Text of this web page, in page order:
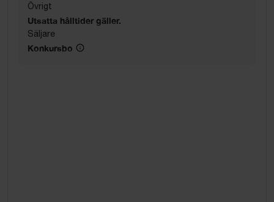
Övrigt
Utsatta hålltider gäller.
Säljare
Konkursbo